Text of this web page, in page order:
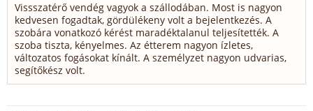
Vissszatérő vendég vagyok a szállodában. Most is nagyon
kedvesen fogadtak, gördülékeny volt a bejelentkezés. A
szobára vonatkozó kérést maradéktalanul teljesítették. A
szoba tiszta, kényelmes. Az étterem nagyon ízletes,
változatos fogásokat kínált. A személyzet nagyon udvarias,
segítőkész volt.